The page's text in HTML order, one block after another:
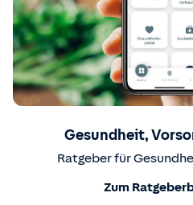
Gesundheit,
Ratgeber für
Zum